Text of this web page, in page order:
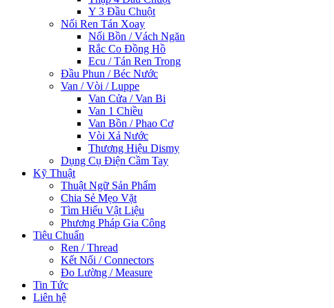
Y 3 Đầu Chuột
Nối Ren Tán Xoay
Nối Bồn / Vách Ngăn
Rắc Co Đồng Hồ
Ecu / Tán Ren Trong
Đầu Phun / Béc Nước
Van / Vòi / Luppe
Van Cửa / Van Bi
Van 1 Chiều
Van Bồn / Phao Cơ
Vòi Xả Nước
Thương Hiệu Dismy
Dụng Cụ Điện Cầm Tay
Kỹ Thuật
Thuật Ngữ Sản Phẩm
Chia Sẻ Mẹo Vặt
Tìm Hiểu Vật Liệu
Phương Pháp Gia Công
Tiêu Chuẩn
Ren / Thread
Kết Nối / Connectors
Đo Lường / Measure
Tin Tức
Liên hệ